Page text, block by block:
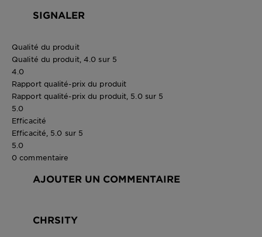
SIGNALER
Qualité du produit
Qualité du produit, 4.0 sur 5
4.0
Rapport qualité-prix du produit
Rapport qualité-prix du produit, 5.0 sur 5
5.0
Efficacité
Efficacité, 5.0 sur 5
5.0
0 commentaire
AJOUTER UN COMMENTAIRE
CHRSITY